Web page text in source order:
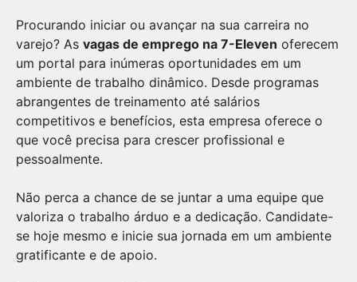
Procurando iniciar ou avançar na sua carreira no
varejo? As vagas de emprego na 7-Eleven oferecem
um portal para inúmeras oportunidades em um
ambiente de trabalho dinâmico. Desde programas
abrangentes de treinamento até salários
competitivos e benefícios, esta empresa oferece o
que você precisa para crescer profissional e
pessoalmente.
Não perca a chance de se juntar a uma equipe que
valoriza o trabalho árduo e a dedicação. Candidate-
se hoje mesmo e inicie sua jornada em um ambiente
gratificante e de apoio.